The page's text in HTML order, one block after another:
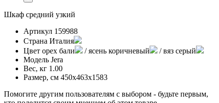
Шкаф средний узкий
Артикул 159988
Страна Италия
Цвет орех бали / ясень коричневый
/ вяз серый
Модель Jera
Вес, кг 1.00
Размер, см 450х463х1583
Помогите другим пользователям с выбором - будьте первым,